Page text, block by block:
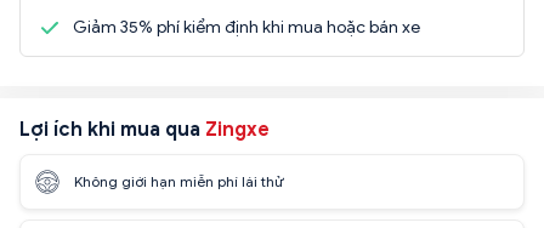
Giảm 35% phí kiểm định khi mua hoặc bán xe
Lợi ích khi mua qua Zingxe
Không giới hạn miễn phí lái thử